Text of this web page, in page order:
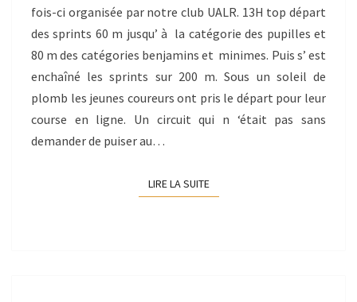
fois-ci organisée par notre club UALR. 13H top départ
des sprints 60 m jusqu’ à la catégorie des pupilles et
80 m des catégories benjamins et minimes. Puis s’ est
enchaîné les sprints sur 200 m. Sous un soleil de
plomb les jeunes coureurs ont pris le départ pour leur
course en ligne. Un circuit qui n ‘était pas sans
demander de puiser au…
LIRE LA SUITELIRE LA SUITE